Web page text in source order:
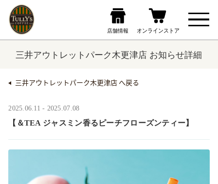
三井アウトレットパーク木更津店 お知らせ詳細
三井アウトレットパーク木更津店 へ戻る
2025.06.11 - 2025.07.08
【＆TEA ジャスミン香るピーチフローズンティー】